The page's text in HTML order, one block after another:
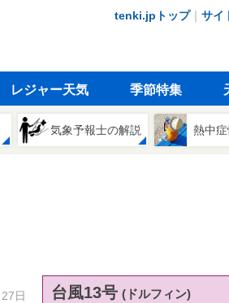
tenki.jpトップ｜ サイ
レジャー天気 季節特集
気象予報士の解説 熱中
日 台風13号 (ドルフィン)